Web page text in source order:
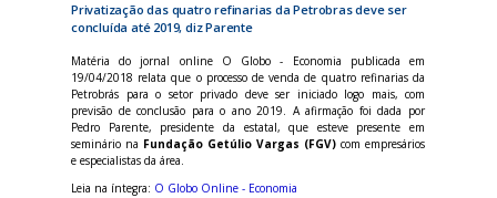
Privatização das quatro refinarias da Petrobras deve ser
concluída até 2019, diz Parente
Matéria do jornal online O Globo - Economia publicada em
19/04/2018 relata que o processo de venda de quatro refinarias da
Petrobrás para o setor privado deve ser iniciado logo mais, com
previsão de conclusão para o ano 2019. A afirmação foi dada por
Pedro Parente, presidente da estatal, que esteve presente em
seminário na Fundação Getúlio Vargas (FGV) com empresários
e especialistas da área.
Leia na íntegra: O Globo Online - Economia